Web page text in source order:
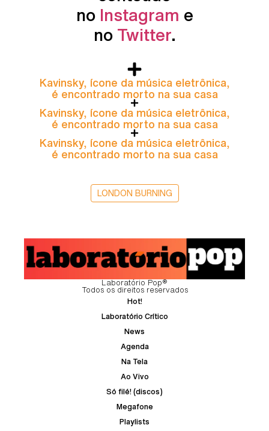
no Instagram e
no Twitter.
Kavinsky, ícone da música eletrônica,
é encontrado morto na sua casa
Kavinsky, ícone da música eletrônica,
é encontrado morto na sua casa
Kavinsky, ícone da música eletrônica,
é encontrado morto na sua casa
LONDON BURNING
Laboratório Pop®
Todos os direitos reservados
Hot!
Laboratório Crítico
News
Agenda
Na Tela
Ao Vivo
Só filé! (discos)
Megafone
Playlists